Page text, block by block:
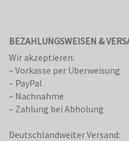
BEZAHLUNGSWEISEN &
Wir akzeptieren:
– Vorkasse per Überweisung
– PayPal
– Nachnahme
– Zahlung bei Abholung
Deutschlandweiter Versand: